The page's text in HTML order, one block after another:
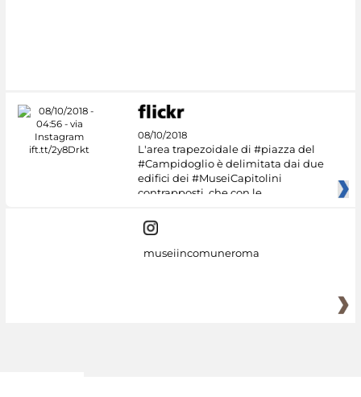
08/10/2018
L'area trapezoidale di #piazza del
#Campidoglio è delimitata dai due
edifici dei #MuseiCapitolini
contrapposti, che con le
museiincomuneroma